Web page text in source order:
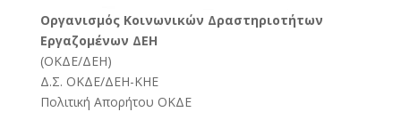
Oργανισμός Κοινωνικών Δραστηριοτήτων
Εργαζομένων ΔΕΗ
(ΟΚΔΕ/ΔΕΗ)
Δ.Σ. ΟΚΔΕ/ΔΕΗ-ΚΗΕ
Πολιτική Απορήτου ΟΚΔΕ